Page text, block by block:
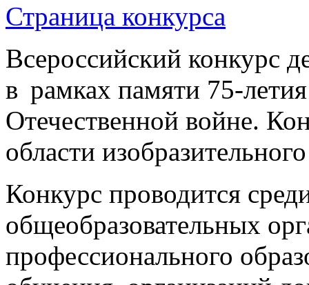
Страница конкурса
Всероссийский конкурс
в рамках памяти 75-
Отечественной войне.
области
Конкурс проводится
общеобразовательных
профессионального